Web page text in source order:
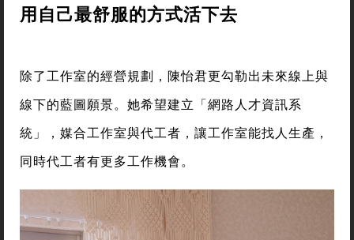
用自己最舒服的方式活下去
除了工作室的經營規劃，陳怡君更勾勒出未來線上與
線下的藍圖願景。她希望建立「網路人才資訊系
統」，媒合工作室與代工者，讓工作室能找人生產，
同時代工者有更多工作機會。